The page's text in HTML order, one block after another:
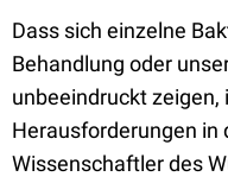
Dass sich einzelne
Behandlung oder
unbeeindruckt zeigen,
Herausforderungen
Wissenschaftler des